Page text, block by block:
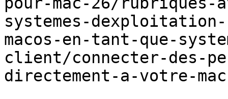
systemes-
macos-en-tant-que-
client/connecter-des-
directement-a-votre-